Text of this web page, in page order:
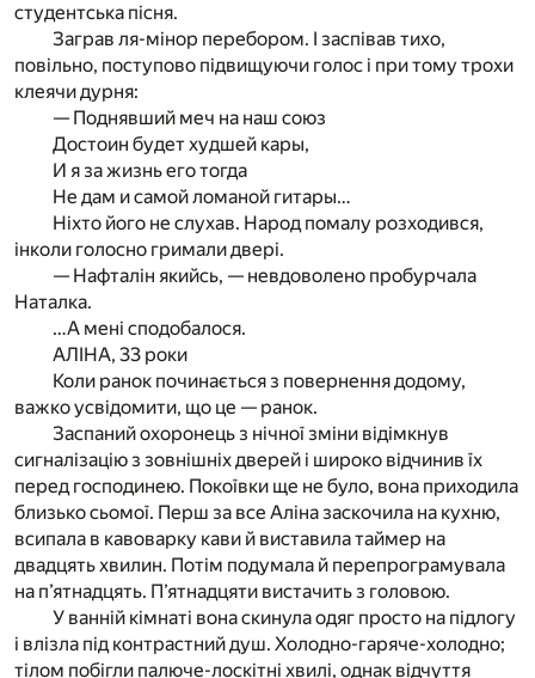
студентська пісня.
Заграв ля-мінор перебором. І заспівав тихо,
повільно, поступово підвищуючи голос і при тому трохи
клеячи дурня:
— Поднявший меч на наш союз
Достоин будет худшей кары,
И я за жизнь его тогда
Не дам и самой ломаной гитары…
Ніхто його не слухав. Народ помалу розходився,
інколи голосно гримали двері.
— Нафталін якийсь, — невдоволено пробурчала
Наталка.
…А мені сподобалося.
АЛІНА, 33 роки
Коли ранок починається з повернення додому,
важко усвідомити, що це — ранок.
Заспаний охоронець з нічної зміни відімкнув
сигналізацію з зовнішніх дверей і широко відчинив їх
перед господинею. Покоївки ще не було, вона приходила
близько сьомої. Перш за все Аліна заскочила на кухню,
всипала в кавоварку кави й виставила таймер на
двадцять хвилин. Потім подумала й перепрограмувала
на п’ятнадцять. П’ятнадцяти вистачить з головою.
У ванній кімнаті вона скинула одяг просто на підлогу
і влізла під контрастний душ. Холодно-гаряче-холодно;
тілом побігли палюче-лоскітні хвилі, однак відчуття